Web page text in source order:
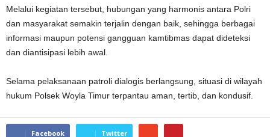
Melalui kegiatan tersebut, hubungan yang harmonis antara Polri
dan masyarakat semakin terjalin dengan baik, sehingga berbagai
informasi maupun potensi gangguan kamtibmas dapat dideteksi
dan diantisipasi lebih awal.
Selama pelaksanaan patroli dialogis berlangsung, situasi di wilayah
hukum Polsek Woyla Timur terpantau aman, tertib, dan kondusif.
Facebook Twitter